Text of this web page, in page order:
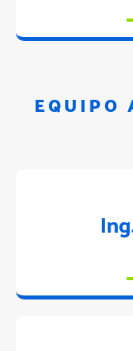
EQUIPO